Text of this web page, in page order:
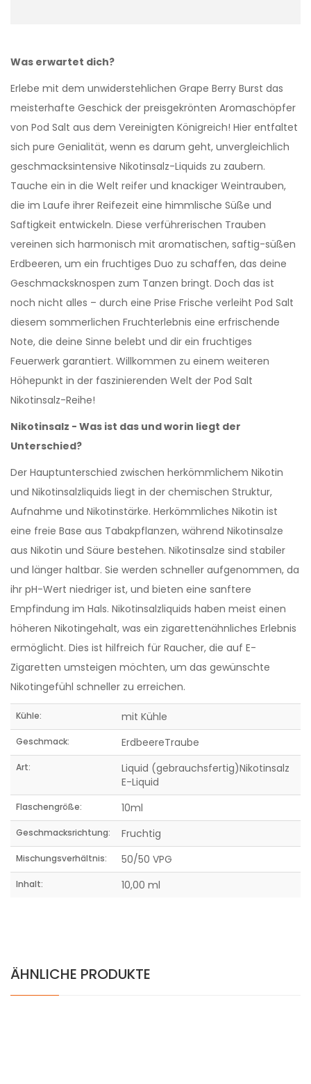
Was erwartet dich?
Erlebe mit dem unwiderstehlichen Grape Berry Burst das
meisterhafte Geschick der preisgekrönten Aromaschöpfer
von Pod Salt aus dem Vereinigten Königreich! Hier entfaltet
sich pure Genialität, wenn es darum geht, unvergleichlich
geschmacksintensive Nikotinsalz-Liquids zu zaubern.
Tauche ein in die Welt reifer und knackiger Weintrauben,
die im Laufe ihrer Reifezeit eine himmlische Süße und
Saftigkeit entwickeln. Diese verführerischen Trauben
vereinen sich harmonisch mit aromatischen, saftig-süßen
Erdbeeren, um ein fruchtiges Duo zu schaffen, das deine
Geschmacksknospen zum Tanzen bringt. Doch das ist
noch nicht alles – durch eine Prise Frische verleiht Pod Salt
diesem sommerlichen Fruchterlebnis eine erfrischende
Note, die deine Sinne belebt und dir ein fruchtiges
Feuerwerk garantiert. Willkommen zu einem weiteren
Höhepunkt in der faszinierenden Welt der Pod Salt
Nikotinsalz-Reihe!
Nikotinsalz - Was ist das und worin liegt der
Unterschied?
Der Hauptunterschied zwischen herkömmlichem Nikotin
und Nikotinsalzliquids liegt in der chemischen Struktur,
Aufnahme und Nikotinstärke. Herkömmliches Nikotin ist
eine freie Base aus Tabakpflanzen, während Nikotinsalze
aus Nikotin und Säure bestehen. Nikotinsalze sind stabiler
und länger haltbar. Sie werden schneller aufgenommen, da
ihr pH-Wert niedriger ist, und bieten eine sanftere
Empfindung im Hals. Nikotinsalzliquids haben meist einen
höheren Nikotingehalt, was ein zigarettenähnliches Erlebnis
ermöglicht. Dies ist hilfreich für Raucher, die auf E-
Zigaretten umsteigen möchten, um das gewünschte
Nikotingefühl schneller zu erreichen.
Kühle: mit Kühle
Geschmack: ErdbeereTraube
Art:
Liquid (gebrauchsfertig)Nikotinsalz
E-Liquid
Flaschengröße: 10ml
Geschmacksrichtung: Fruchtig
Mischungsverhältnis: 50/50 VPG
Inhalt: 10,00 ml
ÄHNLICHE PRODUKTE